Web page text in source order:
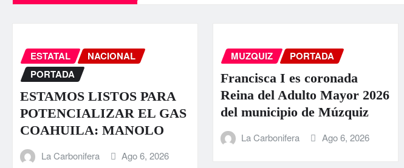
ESTATAL
NACIONAL
PORTADA
ESTAMOS LISTOS PARA
POTENCIALIZAR EL GAS
COAHUILA: MANOLO
La Carbonifera Ago 6, 2026
MUZQUIZ PORTADA
Francisca I es coronada
Reina del Adulto Mayor 2026
del municipio de Múzquiz
La Carbonifera Ago 6, 2026